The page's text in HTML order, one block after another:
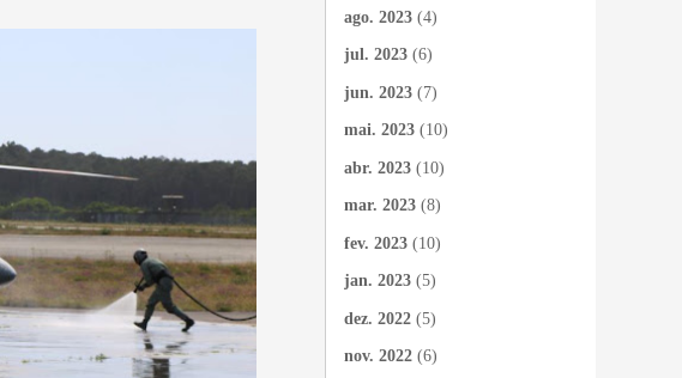
ago. 2023 (4)
jul. 2023 (6)
jun. 2023 (7)
mai. 2023 (10)
abr. 2023 (10)
mar. 2023 (8)
fev. 2023 (10)
jan. 2023 (5)
dez. 2022 (5)
nov. 2022 (6)